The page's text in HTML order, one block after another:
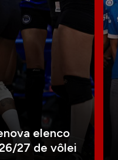
elenco
27 de vôlei